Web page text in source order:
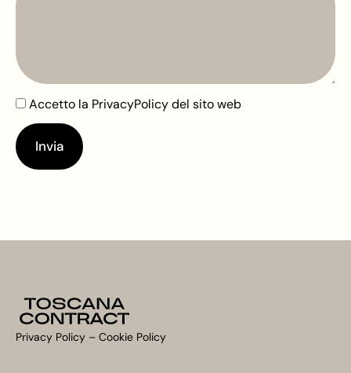
Accetto la PrivacyPolicydel sito web
Invia
Privacy Policy – Cookie Policy​